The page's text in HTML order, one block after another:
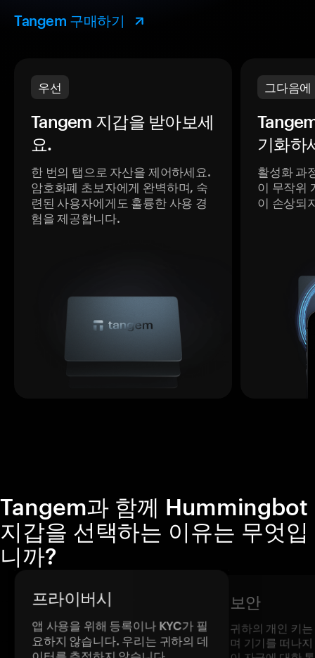
Tangem 구매하기
우선
Tangem 지갑을 받아보세
요.
한 번의 탭으로 자산을 제어하세요.
암호화폐 초보자에게 완벽하며, 숙
련된 사용자에게도 훌륭한 사용 경
험을 제공합니다.
그다음에
기화하
활성화 과
이 무작위
이 손상되
Tangem과 함께 Hummingbot
지갑을 선택하는 이유는 무엇입
니까?
프라이버시
앱 사용을 위해 등록이나 KYC가 필
요하지 않습니다. 우리는 귀하의 데
보안
귀하의 개인 키
며 기기를 떠나